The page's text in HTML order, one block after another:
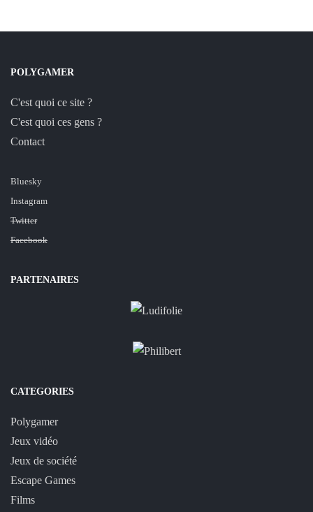
POLYGAMER
C'est quoi ce site ?
C'est quoi ces gens ?
Contact
Bluesky
Instagram
Twitter
Facebook
PARTENAIRES
CATEGORIES
Polygamer
Jeux vidéo
Jeux de société
Escape Games
Films